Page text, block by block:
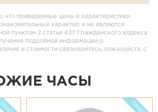
приведённые цены и характеристики
характер и не являются
пунктом 2 статьи 437 Гражданского кодекса
подробной информации о
и стоимости связывайтесь, пожалуйста, с
ЧАСЫ